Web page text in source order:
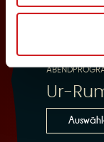
Mittwoch,
Ur-